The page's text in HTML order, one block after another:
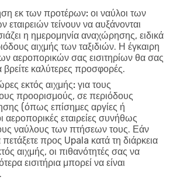
εκ των προτέρων: οι ναύλοι των
εταιρειών τείνουν να αυξάνονται
η ημερομηνία αναχώρησης, ειδικά
αιχμής των ταξιδιών. Η έγκαιρη
αεροπορικών σας εισιτηρίων θα σας
βρείτε καλύτερες προσφορές.
εκτός αιχμής: για τους
προορισμούς, σε περιόδους
(όπως επίσημες αργίες ή
αεροπορικές εταιρείες συνήθως
ναύλους των πτήσεων τους. Εάν
πετάξετε προς Upala κατά τη διάρκεια
αιχμής, οι πιθανότητές σας να
εισιτήρια μπορεί να είναι